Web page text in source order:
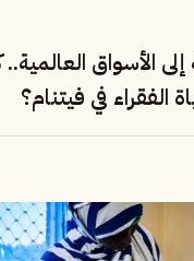
الأسواق
الفقراء في فيتنام؟